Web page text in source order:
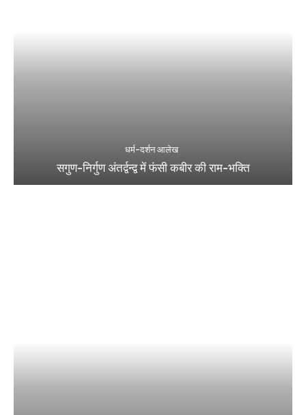
धर्म-दर्शन आलेख
सगुण-निर्गुण अंतर्द्वन्द्व में फंसी कबीर की राम-भक्ति